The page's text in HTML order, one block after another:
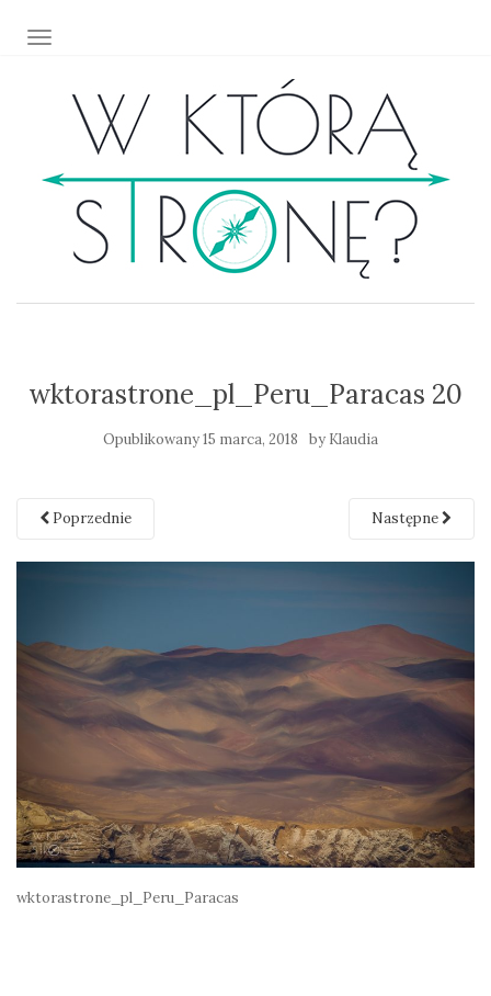
TOGGLE NAVIGATION
wktorastrone_pl_Peru_Paracas 20
Opublikowany15 marca, 2018 by Klaudia
Poprzednie Następne
wktorastrone_pl_Peru_Paracas